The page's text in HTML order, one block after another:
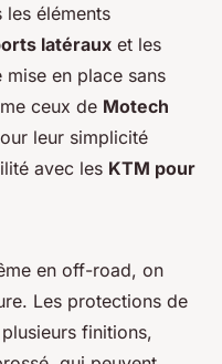
éléments
latéraux et les
en place sans
ceux de Motech
leur simplicité
avec les KTM pour
en off-road, on
Les protections de
finitions,